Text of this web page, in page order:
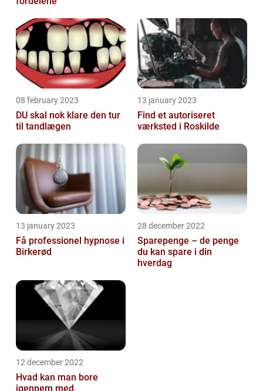
08 february 2023
DU skal nok klare den tur
til tandlægen
13 january 2023
Find et autoriseret
værksted i Roskilde
13 january 2023
Få professionel hypnose i
Birkerød
28 december 2022
Sparepenge – de penge
du kan spare i din
hverdag
12 december 2022
Hvad kan man bore
igennem med